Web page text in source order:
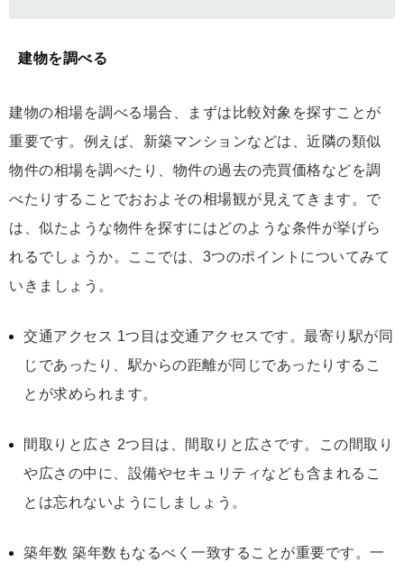
建物を調べる
建物の相場を調べる場合、まずは比較対象を探すことが
重要です。例えば、新築マンションなどは、近隣の類似
物件の相場を調べたり、物件の過去の売買価格などを調
べたりすることでおおよその相場観が見えてきます。で
は、似たような物件を探すにはどのような条件が挙げら
れるでしょうか。ここでは、3つのポイントについてみて
いきましょう。
交通アクセス 1つ目は交通アクセスです。最寄り駅が同
じであったり、駅からの距離が同じであったりするこ
とが求められます。
間取りと広さ 2つ目は、間取りと広さです。この間取り
や広さの中に、設備やセキュリティなども含まれるこ
とは忘れないようにしましょう。
築年数 築年数もなるべく一致することが重要です。一